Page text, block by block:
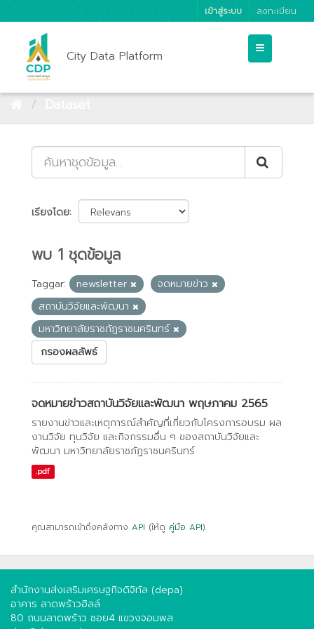
เข้าสู่ระบบ ลงทะเบียน
City Data Platform
เรียงโดย
พบ 1 ชุดข้อมูล
Taggar: newsletter
จดหมายข่าว
สถาบันวิจัยและพัฒนา
มหาวิทยาลัยราชภัฏราชนครินทร์
กรองผลลัพธ์
จดหมายข่าวสถาบันวิจัยและพัฒนา พฤษภาคม 2565
รายงานข่าวและเหตุการณ์สำคัญที่เกี่ยวกับโครงการอบรม ผล
งานวิจัย ทุนวิจัย และกิจกรรมอื่น ๆ ของสถาบันวิจัยและ
พัฒนา มหาวิทยาลัยราชภัฏราชนครินทร์
.pdf
คุณสามารถเข้าถึงคลังทาง API (ให้ดู คู่มือ API).
สำนักงานส่งเสริมเศรษฐกิจดิจิทัล (depa)
อาคาร ลาดพร้าวฮิลล์
80 ถนนลาดพร้าว ซอย4 แขวงจอมพล